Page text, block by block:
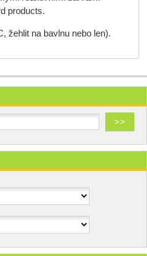
products.
žehlit na bavlnu nebo len).